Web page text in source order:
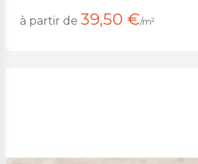
à partir de 39,50 €/m²